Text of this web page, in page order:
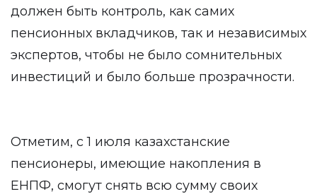
должен быть контроль, как самих
пенсионных вкладчиков, так и независимых
экспертов, чтобы не было сомнительных
инвестиций и было больше прозрачности.
Отметим, с 1 июля казахстанские
пенсионеры, имеющие накопления в
ЕНПФ, смогут снять всю сумму своих